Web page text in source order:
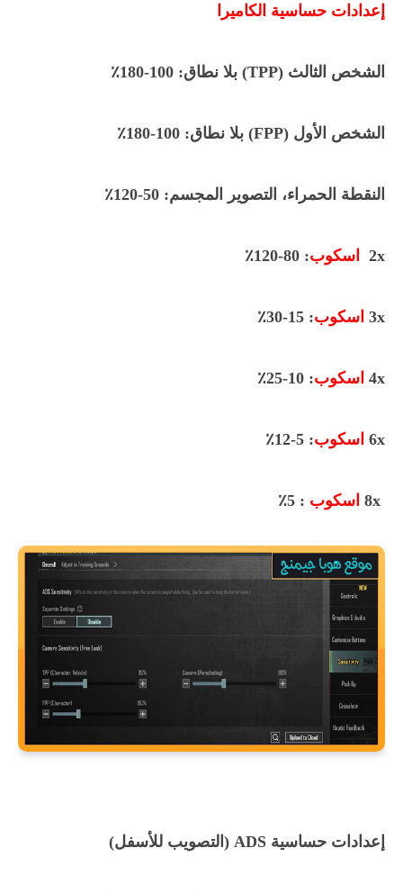
إعدادات حساسية الكاميرا
الشخص الثالث (TPP) بلا نطاق: 100-180٪
الشخص الأول (FPP) بلا نطاق: 100-180٪
النقطة الحمراء، التصوير المجسم: 50-120٪
2x اسكوب: 80-120٪
3x اسكوب: 15-30٪
4x اسكوب: 10-25٪
6x اسكوب: 5-12٪
اسكوب : 5٪
إعدادات حساسية ADS (التصويب للأسفل)